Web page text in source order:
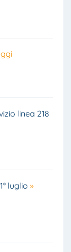
linea 218
luglio »